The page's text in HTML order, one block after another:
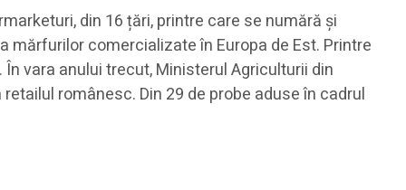
din 16 țări, printre care se numără și
comercializate în Europa de Est. Printre
vara anului trecut, Ministerul Agriculturii din
românesc. Din 29 de probe aduse în cadrul